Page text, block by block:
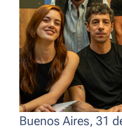
Buenos Aires, 31